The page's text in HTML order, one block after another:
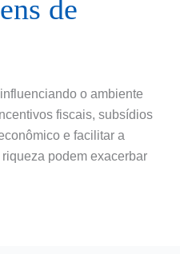
de
o ambiente
fiscais, subsídios
e facilitar a
podem exacerbar